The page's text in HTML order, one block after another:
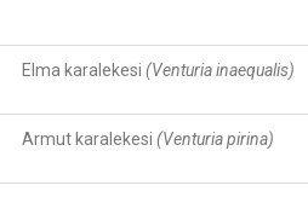
Elma karalekesi (Venturia inaequalis)
Armut karalekesi (Venturia pirina)